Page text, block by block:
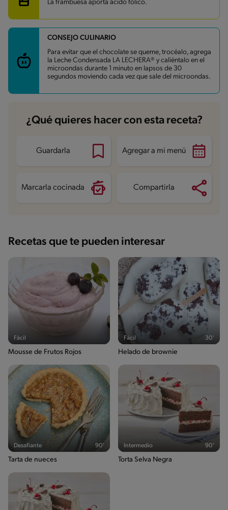
Sodio 224.6 mg
La frambuesa aporta ácido fólico.
CONSEJO CULINARIO
Para evitar que el chocolate se queme, trocéalo, agrega
la Leche Condensada LA LECHERA® y caliéntalo en el
microondas durante 1 minuto en lapsos de 30
segundos moviendo cada vez que sale del microondas.
¿Qué quieres hacer con esta receta?
Guardarla Agregar a mi menú
Marcarla cocinada Compartirla
Recetas que te pueden interesar
Fácil
Mousse de Frutos Rojos
Fácil 30'
Helado de brownie
Desafiante 90'
Tarta de nueces
Intermedio 90'
Torta Selva Negra